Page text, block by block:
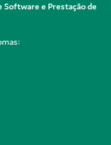
e Prestação de